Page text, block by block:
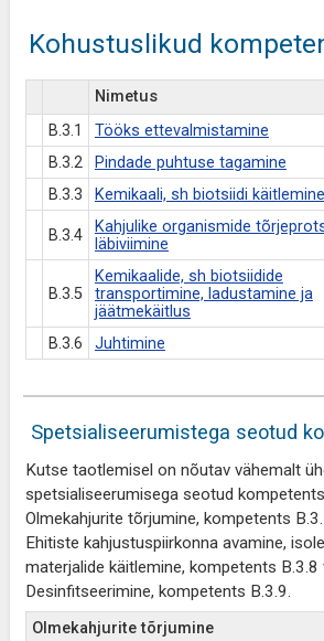
Kohustuslikud
Nimetus
B.3.1
Tööks ettevalmistamine
B.3.2
Pindade puhtuse tagamine
B.3.3
Kemikaali, sh biotsiidi käitlemine
B.3.4
Kahjulike organismide
läbiviimine
B.3.5
Kemikaalide, sh biotsiidide
transportimine, ladustamine ja
jäätmekäitlus
B.3.6 Juhtimine
Spetsialiseerumistega seotud
Kutse taotlemisel on nõutav vähemalt
spetsialiseerumisega seotud
Olmekahjurite tõrjumine, kompetents
Ehitiste kahjustuspiirkonna avamine,
materjalide käitlemine, kompetents B.3.8
Desinfitseerimine, kompetents B.3.9.
Olmekahjurite tõrjumine